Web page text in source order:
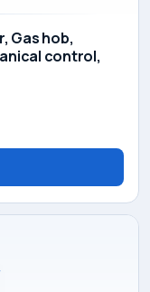
Gas hob,
control,